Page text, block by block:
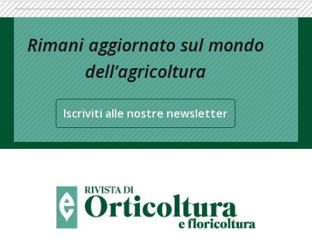
Rimani aggiornato sul mondo
dell’agricoltura
Iscriviti alle nostre newsletter